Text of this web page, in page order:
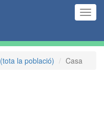
(tota la població) Casa